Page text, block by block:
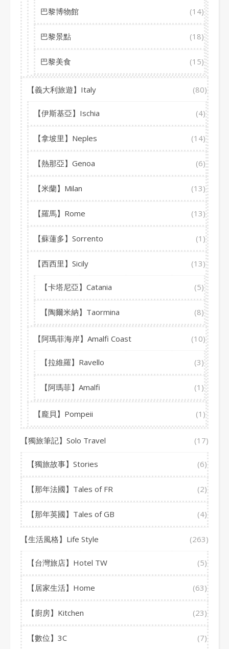
巴黎博物館 (14)
巴黎景點 (18)
巴黎美食 (15)
【義大利旅遊】Italy (80)
【伊斯基亞】Ischia (4)
【拿坡里】Neples (14)
【熱那亞】Genoa (6)
【米蘭】Milan (13)
【羅馬】Rome (13)
【蘇蓮多】Sorrento (1)
【西西里】Sicily (13)
【卡塔尼亞】Catania (5)
【陶爾米納】Taormina (8)
【阿瑪菲海岸】Amalfi Coast (10)
【拉維羅】Ravello (3)
【阿瑪菲】Amalfi (1)
【龐貝】Pompeii (1)
【獨旅筆記】Solo Travel (17)
【獨旅故事】Stories (6)
【那年法國】Tales of FR (2)
【那年英國】Tales of GB (4)
【生活風格】Life Style (263)
【台灣旅店】Hotel TW (5)
【居家生活】Home (63)
【廚房】Kitchen (23)
【數位】3C (7)